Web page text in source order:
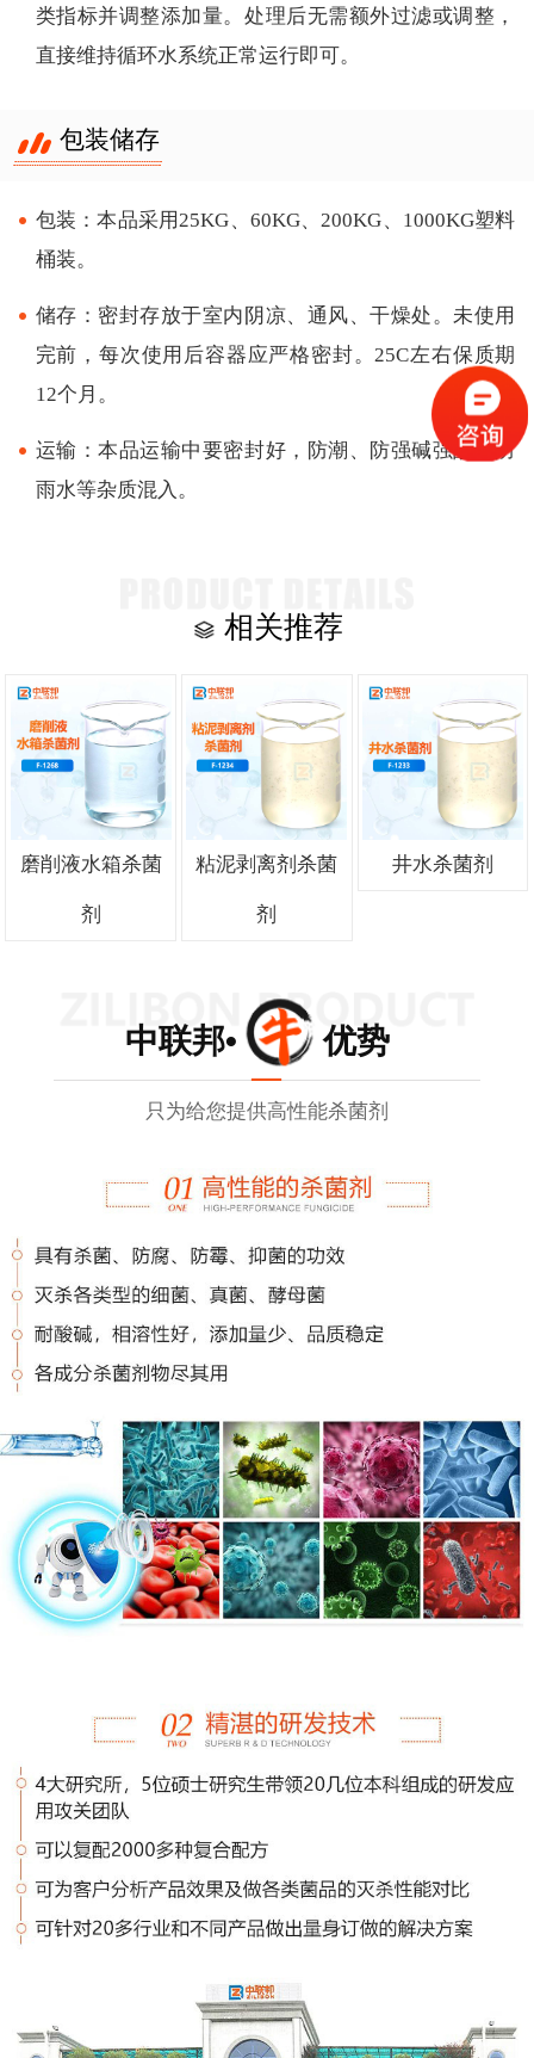
类指标并调整添加量。处理后无需额外过滤或调整，
直接维持循环水系统正常运行即可。
包装储存
包装：本品采用25KG、60KG、200KG、1000KG塑料
桶装。
储存：密封存放于室内阴凉、通风、干燥处。未使用
完前，每次使用后容器应严格密封。25C左右保质期
12个月。
运输：本品运输中要密封好，防潮、防强碱强酸及防
雨水等杂质混入。
相关推荐
磨削液水箱杀菌
剂
粘泥剥离剂杀菌
剂
井水杀菌剂
中联邦• 优势
只为给您提供高性能杀菌剂